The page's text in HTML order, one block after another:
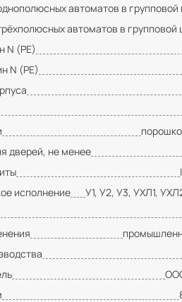
автоматов в групповой
автоматов в групповой
N (PE)
N (PE)
дверей, не менее
исполнение
У1, У2, У3, УХЛ1,